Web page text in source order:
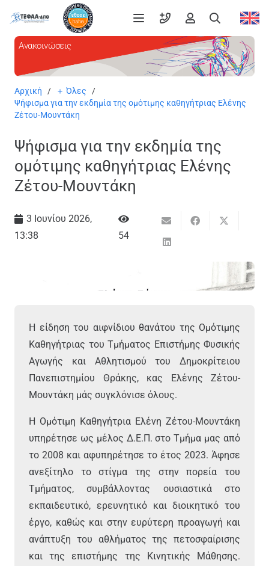
Ανακοινώσεις
Αρχική / ＋ Όλες /
Ψήφισμα για την εκδημία της ομότιμης καθηγήτριας Ελένης
Ζέτου-Μουντάκη
Ψήφισμα για την εκδημία της
ομότιμης καθηγήτριας Ελένης
Ζέτου-Μουντάκη
3 Ιουνίου 2026,
13:38
54
Η είδηση του αιφνίδιου θανάτου της Ομότιμης
Καθηγήτριας του Τμήματος Επιστήμης Φυσικής
Αγωγής και Αθλητισμού του Δημοκρίτειου
Πανεπιστημίου Θράκης, κας Ελένης Ζέτου-
Μουντάκη μάς συγκλόνισε όλους.
Η Ομότιμη Καθηγήτρια Ελένη Ζέτου-Μουντάκη
υπηρέτησε ως μέλος Δ.Ε.Π. στο Τμήμα μας από
το 2008 και αφυπηρέτησε το έτος 2023. Άφησε
ανεξίτηλο το στίγμα της στην πορεία του
Τμήματος, συμβάλλοντας ουσιαστικά στο
εκπαιδευτικό, ερευνητικό και διοικητικό του
έργο, καθώς και στην ευρύτερη προαγωγή και
ανάπτυξη του αθλήματος της πετοσφαίρισης
και της επιστήμης της Κινητικής Μάθησης.